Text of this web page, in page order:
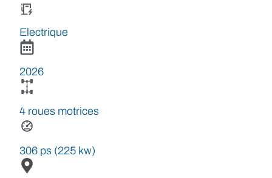
Electrique
2026
4 roues motrices
306 ps (225 kw)